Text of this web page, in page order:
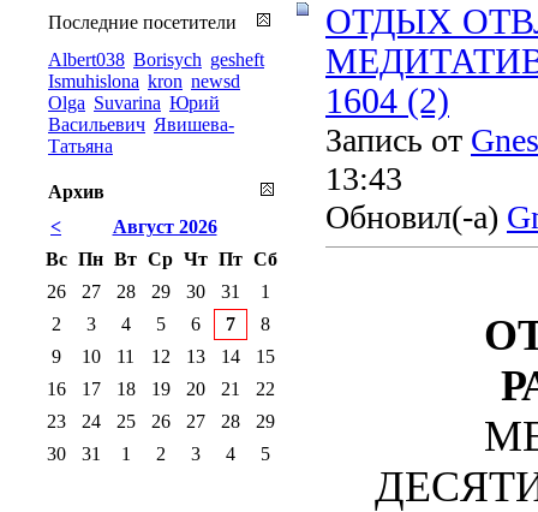
ОТДЫХ
1604 (2)
Запись от
13:43
Обновил(-а)
Последние посетители
Albert038 Borisych gesheft
Ismuhislona kron newsd
Olga Suvarina Юрий
Васильевич Явишева-
Татьяна
Архив
<
Август 2026
Вс Пн Вт Ср Чт Пт Сб
26
27 28 29 30 31
1
2
3 4 5 6 7
8
9
10 11 12 13 14
15
16
17 18 19 20 21
22
23
24 25 26 27 28
29
30
31 1 2 3 4 5